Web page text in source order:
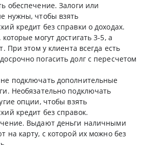
обеспечение. Залоги или
нужны, чтобы взять
кредит без справки о доходах.
могут достигать 3-5, а
При этом у клиента всегда есть
погасить долг с пересчетом
подключать дополнительные
Необязательно подключать
опции, чтобы взять
кредит без справок.
Выдают деньги наличными
на карту, с которой их можно без